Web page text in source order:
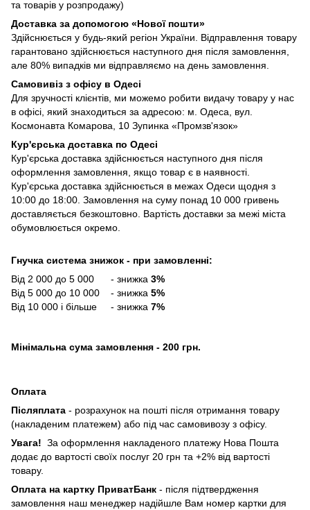
та товарів у розпродажу)
Доставка за допомогою «Нової пошти»
Здійснюється у будь-який регіон України. Відправлення товару
гарантовано здійснюється наступного дня після замовлення,
але 80% випадків ми відправляємо на день замовлення.
Самовивіз з офісу в Одесі
Для зручності клієнтів, ми можемо робити видачу товару у нас
в офісі, який знаходиться за адресою: м. Одеса, вул.
Космонавта Комарова, 10 Зупинка «Промзв'язок»
Кур'єрська доставка по Одесі
Кур'єрська доставка здійснюється наступного дня після
оформлення замовлення, якщо товар є в наявності.
Кур'єрська доставка здійснюється в межах Одеси щодня з
10:00 до 18:00. Замовлення на суму понад 10 000 гривень
доставляється безкоштовно. Вартість доставки за межі міста
обумовлюється окремо.
Гнучка система знижок - при замовленні:
Від 2 000 до 5 000 - знижка 3%
Від 5 000 до 10 000 - знижка 5%
Від 10 000 і більше - знижка 7%
Мінімальна сума замовлення - 200 грн.
Оплата
Післяплата - розрахунок на пошті після отримання товару
(накладеним платежем) або під час самовивозу з офісу.
Увага! За оформлення накладеного платежу Нова Пошта
додає до вартості своїх послуг 20 грн та +2% від вартості
товару.
Оплата на картку ПриватБанк - після підтвердження
замовлення наш менеджер надійшле Вам номер картки для